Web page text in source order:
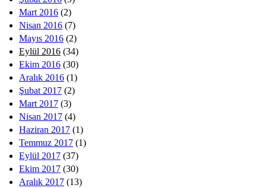
Mart 2016 (2)
Nisan 2016 (7)
Mayıs 2016 (2)
Eylül 2016 (34)
Ekim 2016 (30)
Aralık 2016 (1)
Şubat 2017 (2)
Mart 2017 (3)
Nisan 2017 (4)
Haziran 2017 (1)
Temmuz 2017 (1)
Eylül 2017 (37)
Ekim 2017 (30)
Aralık 2017 (13)